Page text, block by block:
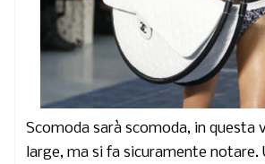
Scomoda sarà scomoda, in questa
large, ma si fa sicuramente notare.